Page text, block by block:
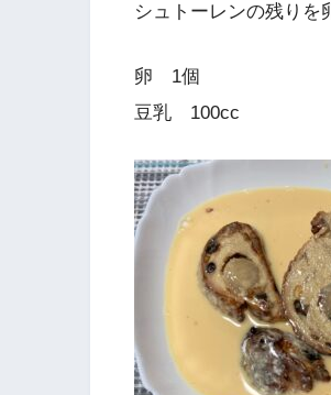
シュトーレンの残りを
卵 1個
豆乳 100cc